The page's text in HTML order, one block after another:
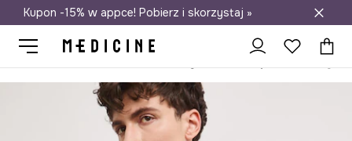
Darmowa dostawa do salonów
Kupon -15% w appce! Pobierz i skorzystaj »